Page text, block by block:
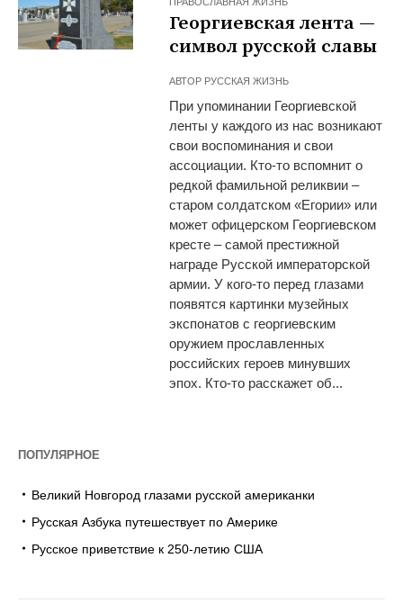
Георгиевская лента —
символ русской славы
АВТОР РУССКАЯ ЖИЗНЬ
При упоминании Георгиевской
ленты у каждого из нас возникают
свои воспоминания и свои
ассоциации. Кто-то вспомнит о
редкой фамильной реликвии –
старом солдатском «Егории» или
может офицерском Георгиевском
кресте – самой престижной
награде Русской императорской
армии. У кого-то перед глазами
появятся картинки музейных
экспонатов с георгиевским
оружием прославленных
российских героев минувших
эпох. Кто-то расскажет об...
ПОПУЛЯРНОЕ
Великий Новгород глазами русской американки
Русская Азбука путешествует по Америке
Русское приветствие к 250-летию США